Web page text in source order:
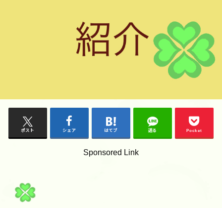
ポスト シェア はてブ 送る Pocket
Sponsored Link